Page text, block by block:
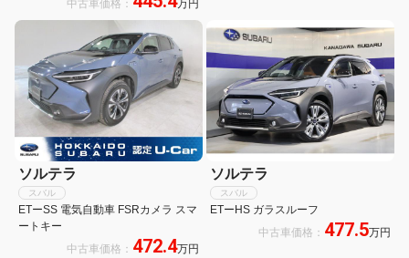
中古車価格： 万円
ソルテラ
スバル
ETーSS 電気自動車 FSRカメラ スマ
ートキー
中古車価格： 472.4万円
ソルテラ
スバル
ETーHS ガラスルーフ
中古車価格： 477.5万円